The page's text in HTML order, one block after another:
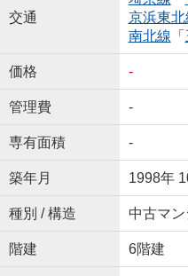
交通
京浜東北
南北線 「
価格 -
管理費 -
専有面積 -
築年月 1998年
種別 / 構造 中古マ
階建 6階建